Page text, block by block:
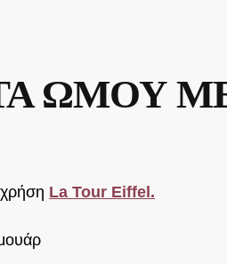
ΩΜΟΥ
La Tour Eiffel.